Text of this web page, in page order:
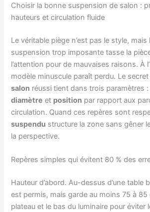
Choisir la bonne suspension de salon :
hauteurs et circulation fluide
Le véritable piège n’est pas le style, mais
suspension trop imposante tasse la
l’attention pour de mauvaises raisons. À
modèle minuscule paraît perdu. Le
salon réussi tient dans trois paramètres :
diamètre et position par rapport aux
circulation. Quand ces repères sont
suspendu structure la zone sans gêner
la perspective.
Repères simples qui évitent 80 % des
Hauteur d’abord. Au-dessus d’une table
est permis, mais garde au moins 75 à 85
plateau et le bas du luminaire pour éviter